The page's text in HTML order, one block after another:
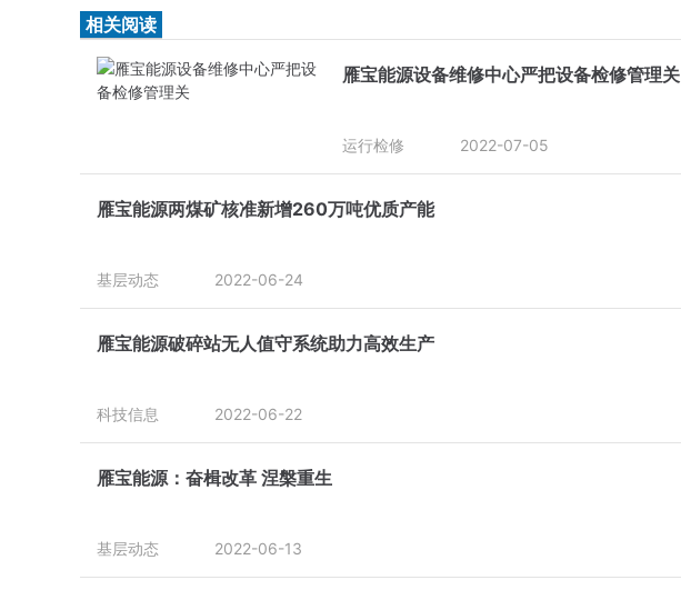
相关阅读
雁宝能源设备维修中心严把设备检修管理关
运行检修 2022-07-05
雁宝能源两煤矿核准新增260万吨优质产能
基层动态 2022-06-24
雁宝能源破碎站无人值守系统助力高效生产
科技信息 2022-06-22
雁宝能源：奋楫改革 涅槃重生
基层动态 2022-06-13